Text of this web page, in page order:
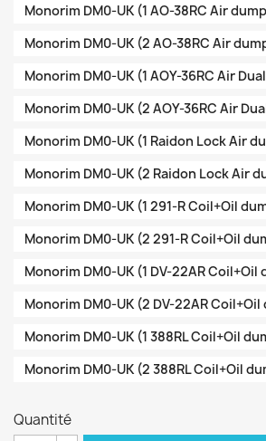
Monorim DM0-UK (1 AO-38RC Air
Monorim DM0-UK (2 AO-38RC Air
Monorim DM0-UK (1 AOY-36RC Air
Monorim DM0-UK (2 AOY-36RC Air
Monorim DM0-UK (1 Raidon Lock Air
Monorim DM0-UK (2 Raidon Lock Air
Monorim DM0-UK (1 291-R Coil+Oil
Monorim DM0-UK (2 291-R Coil+Oil
Monorim DM0-UK (1 DV-22AR Coil+Oil
Monorim DM0-UK (2 DV-22AR
Monorim DM0-UK (1 388RL Coil+Oil
Monorim DM0-UK (2 388RL Coil+Oil
Quantité